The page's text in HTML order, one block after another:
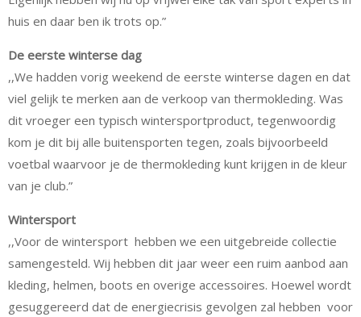
huis en daar ben ik trots op.”
De eerste winterse dag
,,We hadden vorig weekend de eerste winterse dagen en dat
viel gelijk te merken aan de verkoop van thermokleding. Was
dit vroeger een typisch wintersportproduct, tegenwoordig
kom je dit bij alle buitensporten tegen, zoals bijvoorbeeld
voetbal waarvoor je de thermokleding kunt krijgen in de kleur
van je club.”
Wintersport
,,Voor de wintersport hebben we een uitgebreide collectie
samengesteld. Wij hebben dit jaar weer een ruim aanbod aan
kleding, helmen, boots en overige accessoires. Hoewel wordt
gesuggereerd dat de energiecrisis gevolgen zal hebben voor